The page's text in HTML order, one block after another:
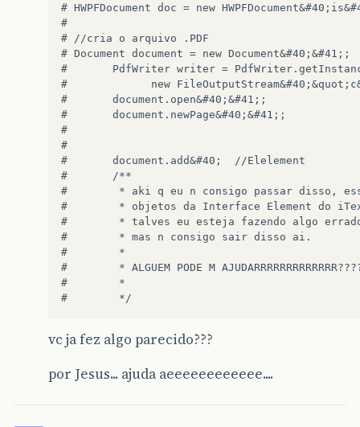
# HWPFDocument doc = new
#
# //cria o arquivo .PDF
# Document document = new
#       PdfWriter writer =
#             new
#       document.open&#40;&#41;;
#       document.newPage&#40;&#41;;
#
#
#       document.add&#40;  //Elelement
#       /**
#        * aki q eu n consigo passar disso,
#        * objetos da Interface Element do
#        * talves eu esteja fazendo algo
#        * mas n consigo sair disso ai.
#        *
#        * ALGUEM PODE M
#        *
vc ja fez algo parecido???
por Jesus... ajuda aeeeeeeeeeeee....